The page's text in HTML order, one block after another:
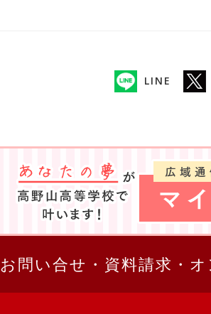
LINE
お問い合せ・資料請求・